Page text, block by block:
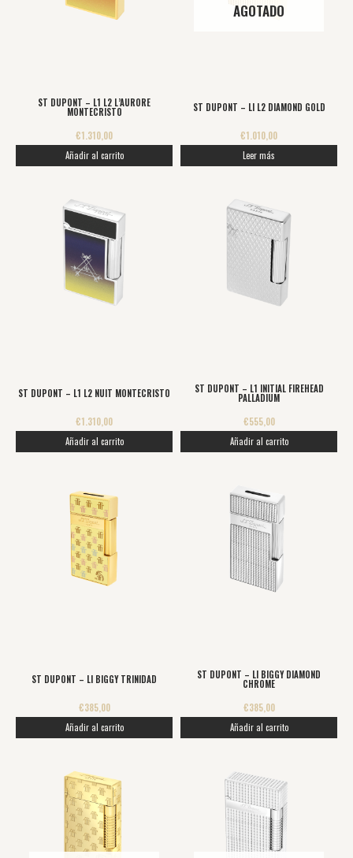
ST DUPONT – L1 L2 L’AURORE
MONTECRISTO
€1.310,00
Añadir al carrito
AGOTADO
ST DUPONT – LI L2 DIAMOND GOLD
€1.010,00
Leer más
ST DUPONT – L1 L2 NUIT MONTECRISTO
€1.310,00
Añadir al carrito
ST DUPONT – L1 INITIAL FIREHEAD
PALLADIUM
€555,00
Añadir al carrito
ST DUPONT – LI BIGGY TRINIDAD
€385,00
Añadir al carrito
ST DUPONT – LI BIGGY DIAMOND
CHROME
€385,00
Añadir al carrito